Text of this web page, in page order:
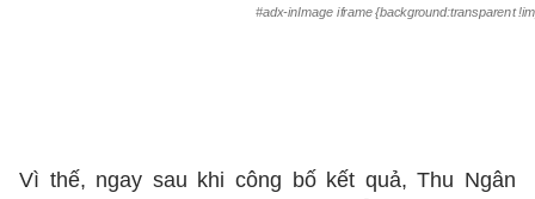
#adx-inImage iframe {background:transparent
Vì thế, ngay sau khi công bố kết quả, Thu Ngân